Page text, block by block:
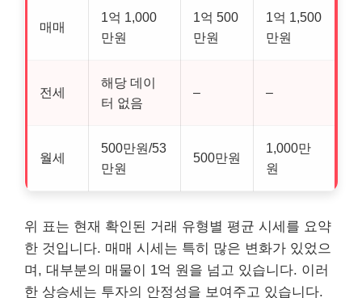
매매
1억 1,000
만원
1억 500
만원
1억 1,500
만원
전세
해당 데이
터 없음
– –
월세
500만원/53
만원
500만원
1,000만
원
위 표는 현재 확인된 거래 유형별 평균 시세를 요약
한 것입니다. 매매 시세는 특히 많은 변화가 있었으
며, 대부분의 매물이 1억 원을 넘고 있습니다. 이러
한 상승세는 투자의 안정성을 보여주고 있습니다.